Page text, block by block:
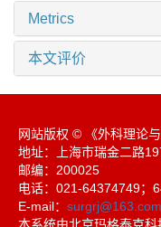
Metrics
本文评价
网站版权 © 《外科理论
地址：上海市瑞金二路
邮编：200025
电话：021-64374749
E-mail： surgrj@163.com
本系统由北京玛格泰克